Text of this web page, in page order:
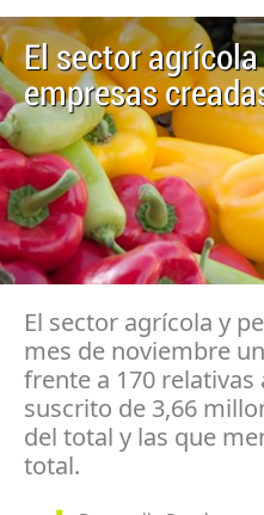
El sector agrícola
empresas
El sector agrícola y
mes de noviembre
frente a 170
suscrito de 3,66
del total y las que
total.